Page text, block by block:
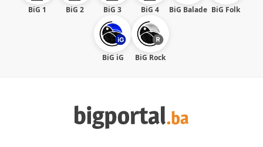
BiG 1 BiG 2 BiG 3 BiG 4 BiG Balade BiG Folk
BiG iG BiG Rock